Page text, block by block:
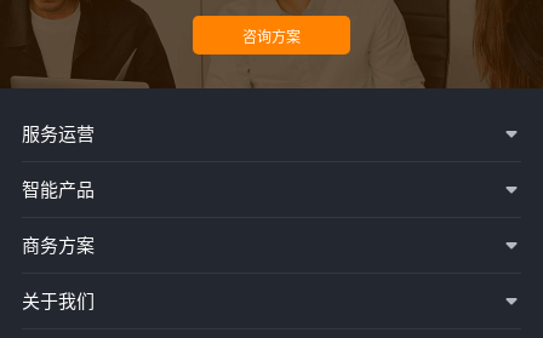
服务运营
智能产品
商务方案
关于我们